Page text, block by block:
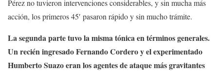
Pérez no tuvieron intervenciones considerables, y sin mucha más
acción, los primeros 45′ pasaron rápido y sin mucho trámite.
La segunda parte tuvo la misma tónica en términos generales.
Un recién ingresado Fernando Cordero y el experimentado
Humberto Suazo eran los agentes de ataque más gravitantes